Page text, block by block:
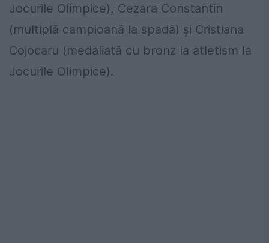
Jocurile Olimpice), Cezara Constantin
(multiplă campioană la spadă) şi Cristiana
Cojocaru (medaliată cu bronz la atletism la
Jocurile Olimpice).